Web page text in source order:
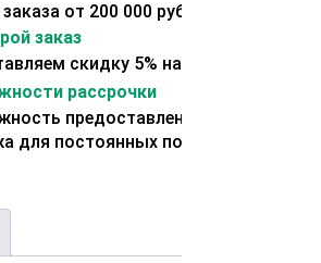
от 200 000 рублей.
заказ
скидку 5% на второй заказ
рассрочки
предоставления отсрочки
для постоянных покупателей.